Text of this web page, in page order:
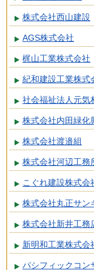
株式会社西山建設
AGS株式会社
梶山工業株式会社
紀和建設工業株式
社会福祉法人元気
株式会社内田緑化
株式会社渡邉組
株式会社河辺工務
こぐれ建設株式会
株式会社丸正サン
株式会社新井工務
新明和工業株式会
パシフィックコン